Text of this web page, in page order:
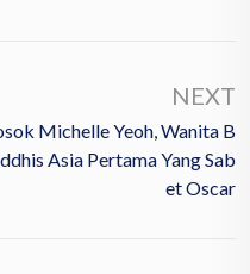
NEXT
Michelle Yeoh, Wanita B
Asia Pertama Yang Sab
Et Oscar